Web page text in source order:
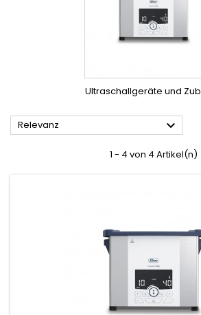
Ultraschallgeräte und
Relevanz 
1 - 4 von 4 Artikel(n)